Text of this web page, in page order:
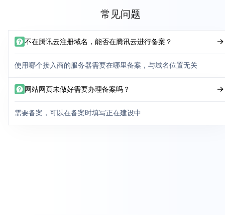
常见问题
不在腾讯云注册域名，能否在腾讯云进行备案？
使用哪个接入商的服务器需要在哪里备案，与域名位置无关
网站网页未做好需要办理备案吗？
需要备案，可以在备案时填写正在建设中